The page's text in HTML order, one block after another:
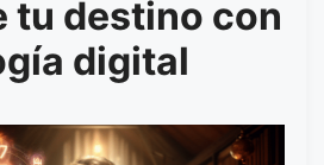
tu destino con
digital